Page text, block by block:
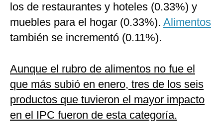
los de restaurantes y hoteles (0.33%) y
muebles para el hogar (0.33%). Alimentos
también se incrementó (0.11%).
Aunque el rubro de alimentos no fue el
que más subió en enero, tres de los seis
productos que tuvieron el mayor impacto
en el IPC fueron de esta categoría.